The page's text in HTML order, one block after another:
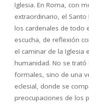
Iglesia. En Roma, con
extraordinario, el Santo
los cardenales de todo
escucha, de reflexión
el caminar de la Iglesia
humanidad. No se
formales, sino de una
eclesial, donde se
preocupaciones de los